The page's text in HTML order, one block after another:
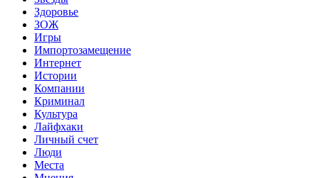
Здоровье
ЗОЖ
Игры
Импортозамещение
Интернет
Истории
Компании
Криминал
Культура
Лайфхаки
Личный счет
Люди
Места